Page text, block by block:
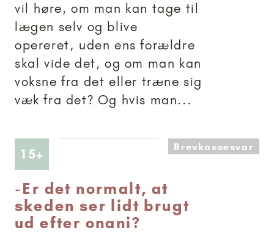
vil høre, om man kan tage til
lægen selv og blive
opereret, uden ens forældre
skal vide det, og om man kan
voksne fra det eller træne sig
væk fra det? Og hvis man...
15+ Artikler anbefalet til 15+Brevkassesvar
-Er det normalt, at
skeden ser lidt brugt
ud efter onani?